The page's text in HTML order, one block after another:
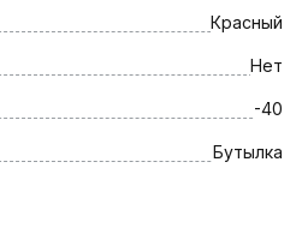
Красный
Нет
-40
Бутылка